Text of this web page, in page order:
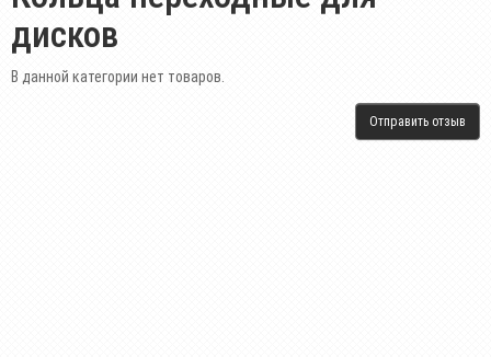
дисков
В данной категории нет товаров.
Отправить отзыв